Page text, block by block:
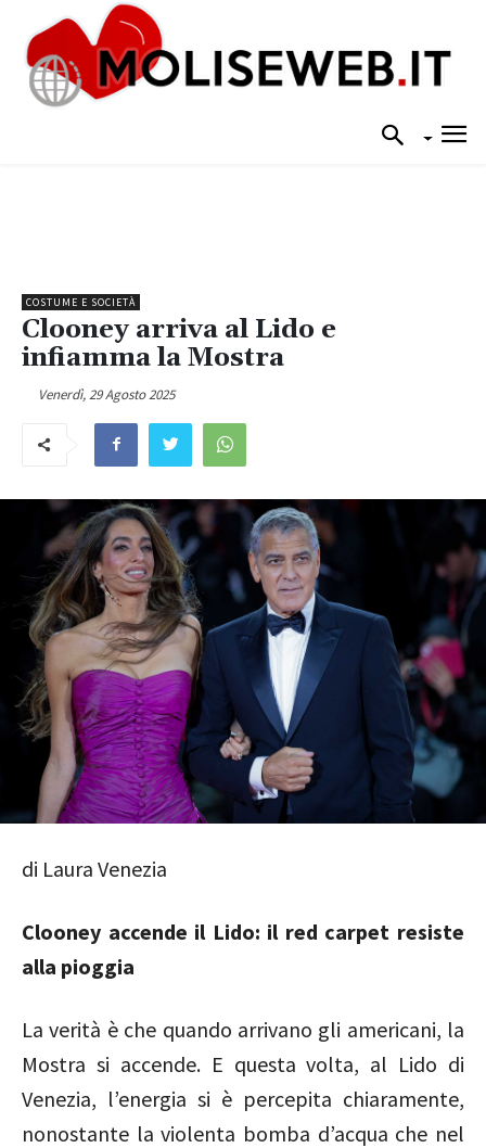
COSTUME E SOCIETÀ
Clooney arriva al Lido e
infiamma la Mostra
Venerdì, 29 Agosto 2025
di Laura Venezia
Clooney accende il Lido: il red carpet resiste
alla pioggia
La verità è che quando arrivano gli americani, la
Mostra si accende. E questa volta, al Lido di
Venezia, l’energia si è percepita chiaramente,
nonostante la violenta bomba d’acqua che nel